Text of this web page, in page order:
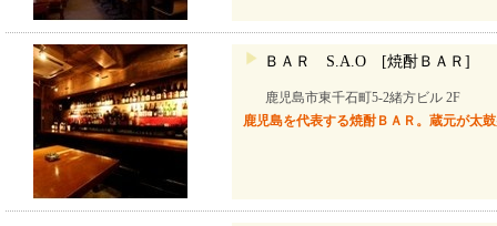
ＢＡＲ S.A.O [焼酎ＢＡＲ]
鹿児島市東千石町5-2緒方ビル 2F
鹿児島を代表する焼酎ＢＡＲ。蔵元が太